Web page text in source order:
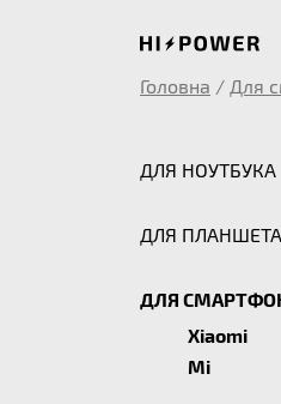
Головна / Для
ДЛЯ НОУТБУКА
ДЛЯ ПЛАНШЕТА
ДЛЯ
Xiaomi
Mi